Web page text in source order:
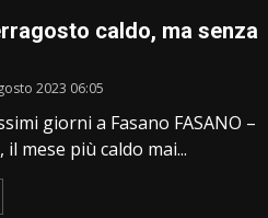
caldo, ma senza
2023 06:05
giorni a Fasano FASANO –
mese più caldo mai...